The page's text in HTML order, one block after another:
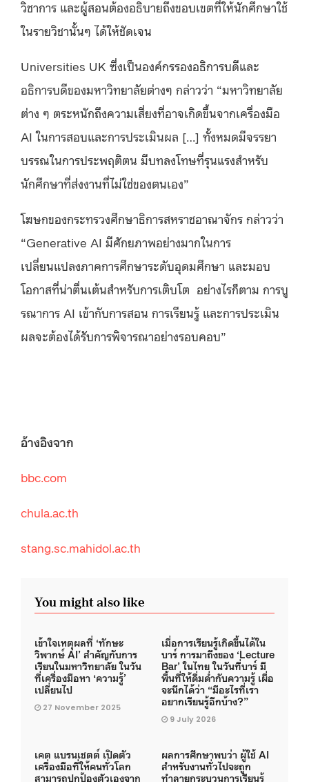
วิชาการ และผู้สอนต้องอธิบายถึงขอบเขตที่ให้นักศึกษาใช้
ในรายวิชานั้นๆ ได้ให้ชัดเจน
Universities UK ซึ่งเป็นองค์กรรองอธิการบดีและ
อธิการบดีของมหาวิทยาลัยต่างๆ กล่าวว่า “มหาวิทยาลัย
ต่าง ๆ ตระหนักถึงความเสี่ยงที่อาจเกิดขึ้นจากเครื่องมือ
AI ในการสอบและการประเมินผล […] ทั้งหมดมีจรรยา
บรรณในการประพฤติตน มีบทลงโทษที่รุนแรงสำหรับ
นักศึกษาที่ส่งงานที่ไม่ใช่ของตนเอง”
โฆษกของกระทรวงศึกษาธิการสหราชอาณาจักร กล่าวว่า
“Generative AI มีศักยภาพอย่างมากในการ
เปลี่ยนแปลงภาคการศึกษาระดับอุดมศึกษา และมอบ
โอกาสที่น่าตื่นเต้นสำหรับการเติบโต อย่างไรก็ตาม การบู
รณาการ AI เข้ากับการสอน การเรียนรู้ และการประเมิน
ผลจะต้องได้รับการพิจารณาอย่างรอบคอบ”
อ้างอิงจาก
bbc.com
chula.ac.th
stang.sc.mahidol.ac.th
You might also like
เข้าใจเหตุผลที่ ‘ทักษะ
วิพากษ์ AI’ สำคัญกับการ
เรียนในมหาวิทยาลัย ในวัน
ที่เครื่องมือหา ‘ความรู้’
เปลี่ยนไป
27 November 2025
เมื่อการเรียนรู้เกิดขึ้นได้ใน
บาร์ การมาถึงของ ‘Lecture
Bar’ ในไทย ในวันที่บาร์ มี
พื้นที่ให้ดื่มด่ำกับความรู้ เผื่อ
จะนึกได้ว่า “มีอะไรที่เรา
อยากเรียนรู้อีกบ้าง?”
9 July 2026
เคต แบรนเชตต์ เปิดตัว
เครื่องมือที่ให้คนทั่วโลก
สามารถปกป้องตัวเองจาก
ผลการศึกษาพบว่า ผู้ใช้ AI
สำหรับงานทั่วไปจะถูก
ทำลายกระบวนการเรียนรู้